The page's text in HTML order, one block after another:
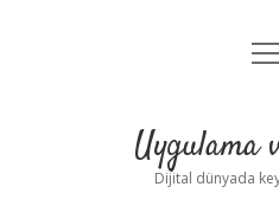
Yasal
Uygulama
Dijital dünyada